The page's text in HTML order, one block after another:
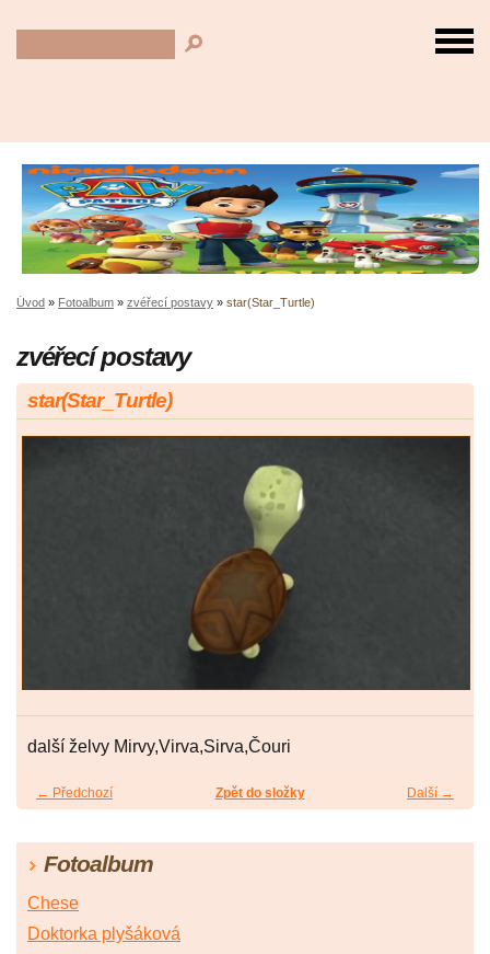
Úvod » Fotoalbum » zvéřecí postavy » star(Star_Turtle)
zvéřecí postavy
star(Star_Turtle)
další želvy Mirvy,Virva,Sirva,Čouri
← Předchozí Další →
Zpět do složky
Fotoalbum
Chese
Doktorka plyšáková